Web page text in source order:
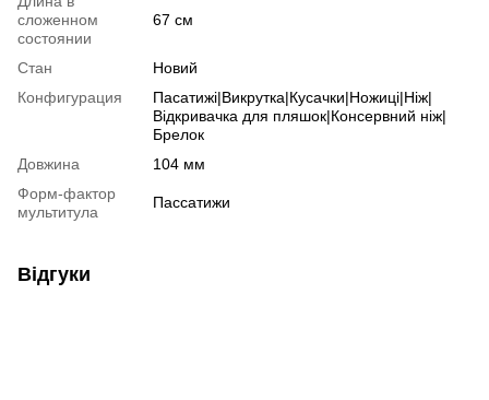
сложенном
состоянии
67 см
Стан
Новий
Конфигурация
Пасатижі|Викрутка|Кусачки|Ножиці|Ніж|
Відкривачка для пляшок|Консервний ніж|
Брелок
Довжина
104 мм
Форм-фактор
мультитула
Пассатижи
Відгуки